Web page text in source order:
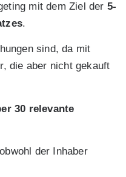
mit dem Ziel der 5-
.
sind, da mit
die aber nicht gekauft
30 relevante
der Inhaber